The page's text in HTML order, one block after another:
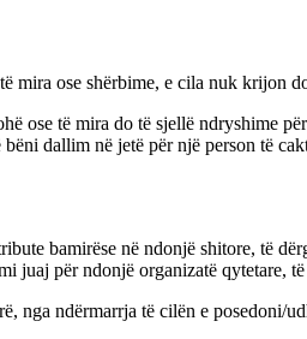
mira ose shërbime, e cila nuk krijon
ose të mira do të sjellë ndryshime
dallim në jetë për një person të
bamirëse në ndonjë shitore, të
për ndonjë organizatë qytetare,
nga ndërmarrja të cilën e posedoni/